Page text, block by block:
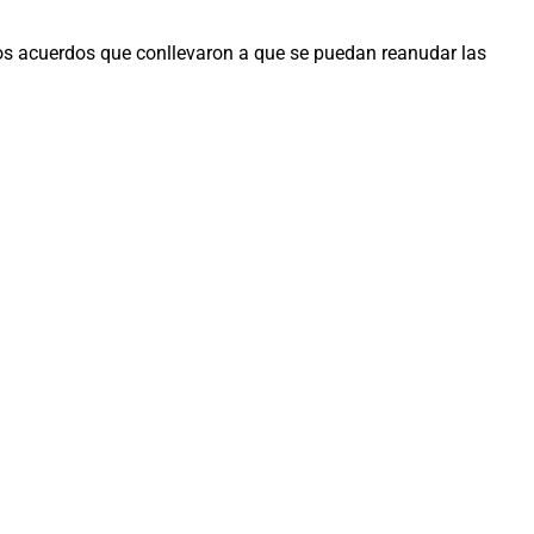
acuerdos que conllevaron a que se puedan reanudar las